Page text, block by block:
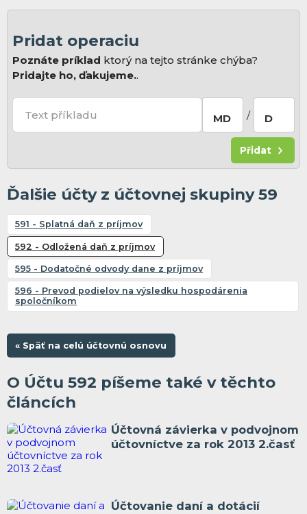
Pridat operaciu
Poznáte príklad ktorý na tejto stránke chýba?
Pridajte ho, ďakujeme..
Text příkladu MD / D
Přidat
Ďalšie účty z účtovnej skupiny 59
591 - Splatná daň z príjmov
592 - Odložená daň z príjmov
595 - Dodatočné odvody dane z príjmov
596 - Prevod podielov na výsledku hospodárenia
spoločníkom
« Späť na celú účtovnú osnovu
O Účtu 592 píšeme také v těchto
článcích
Účtovná závierka v podvojnom
účtovníctve za rok 2013 2.časť
Účtovanie daní a dotácií